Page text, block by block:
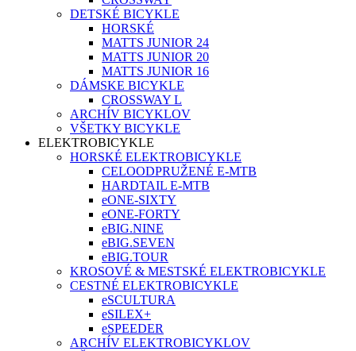
DETSKÉ BICYKLE
HORSKÉ
MATTS JUNIOR 24
MATTS JUNIOR 20
MATTS JUNIOR 16
DÁMSKE BICYKLE
CROSSWAY L
ARCHÍV BICYKLOV
VŠETKY BICYKLE
ELEKTROBICYKLE
HORSKÉ ELEKTROBICYKLE
CELOODPRUŽENÉ E-MTB
HARDTAIL E-MTB
eONE-SIXTY
eONE-FORTY
eBIG.NINE
eBIG.SEVEN
eBIG.TOUR
KROSOVÉ & MESTSKÉ ELEKTROBICYKLE
CESTNÉ ELEKTROBICYKLE
eSCULTURA
eSILEX+
eSPEEDER
ARCHÍV ELEKTROBICYKLOV